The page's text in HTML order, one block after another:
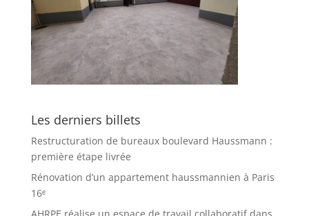
Les derniers billets
Restructuration de bureaux boulevard Haussmann :
première étape livrée
Rénovation d’un appartement haussmannien à Paris
16ᵉ